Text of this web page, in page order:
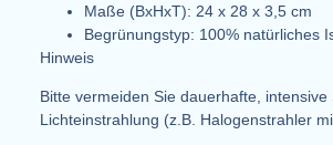
Maße (BxHxT): 24 x 28 x 3,5 cm
Begrünungstyp: 100% natürliches
Hinweis
Bitte vermeiden Sie dauerhafte,
Lichteinstrahlung (z.B. Halogenstrahler